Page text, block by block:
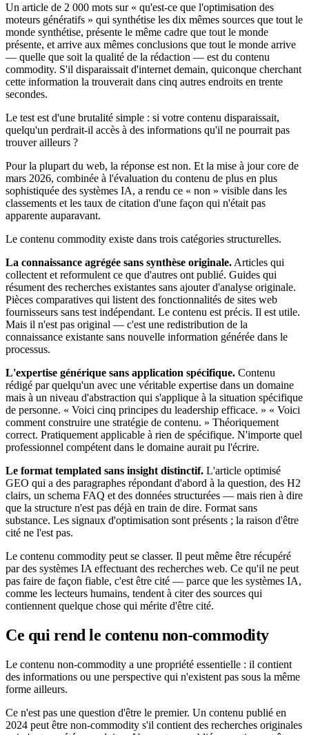
Un article de 2 000 mots sur « qu'est-ce que l'optimisation des
moteurs génératifs » qui synthétise les dix mêmes sources que tout le
monde synthétise, présente le même cadre que tout le monde
présente, et arrive aux mêmes conclusions que tout le monde arrive
— quelle que soit la qualité de la rédaction — est du contenu
commodity. S'il disparaissait d'internet demain, quiconque cherchant
cette information la trouverait dans cinq autres endroits en trente
secondes.
Le test est d'une brutalité simple : si votre contenu disparaissait,
quelqu'un perdrait-il accès à des informations qu'il ne pourrait pas
trouver ailleurs ?
Pour la plupart du web, la réponse est non. Et la mise à jour core de
mars 2026, combinée à l'évaluation du contenu de plus en plus
sophistiquée des systèmes IA, a rendu ce « non » visible dans les
classements et les taux de citation d'une façon qui n'était pas
apparente auparavant.
Le contenu commodity existe dans trois catégories structurelles.
La connaissance agrégée sans synthèse originale. Articles qui
collectent et reformulent ce que d'autres ont publié. Guides qui
résument des recherches existantes sans ajouter d'analyse originale.
Pièces comparatives qui listent des fonctionnalités de sites web
fournisseurs sans test indépendant. Le contenu est précis. Il est utile.
Mais il n'est pas original — c'est une redistribution de la
connaissance existante sans nouvelle information générée dans le
processus.
L'expertise générique sans application spécifique. Contenu
rédigé par quelqu'un avec une véritable expertise dans un domaine
mais à un niveau d'abstraction qui s'applique à la situation spécifique
de personne. « Voici cinq principes du leadership efficace. » « Voici
comment construire une stratégie de contenu. » Théoriquement
correct. Pratiquement applicable à rien de spécifique. N'importe quel
professionnel compétent dans le domaine aurait pu l'écrire.
Le format templated sans insight distinctif. L'article optimisé
GEO qui a des paragraphes répondant d'abord à la question, des H2
clairs, un schema FAQ et des données structurées — mais rien à dire
que la structure n'est pas déjà en train de dire. Format sans
substance. Les signaux d'optimisation sont présents ; la raison d'être
cité ne l'est pas.
Le contenu commodity peut se classer. Il peut même être récupéré
par des systèmes IA effectuant des recherches web. Ce qu'il ne peut
pas faire de façon fiable, c'est être cité — parce que les systèmes IA,
comme les lecteurs humains, tendent à citer des sources qui
contiennent quelque chose qui mérite d'être cité.
Ce qui rend le contenu non-commodity
Le contenu non-commodity a une propriété essentielle : il contient
des informations ou une perspective qui n'existent pas sous la même
forme ailleurs.
Ce n'est pas une question d'être le premier. Un contenu publié en
2024 peut être non-commodity s'il contient des recherches originales